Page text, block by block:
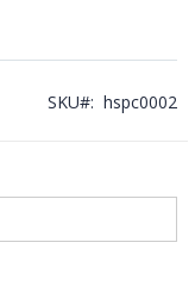
SKU hspc0002